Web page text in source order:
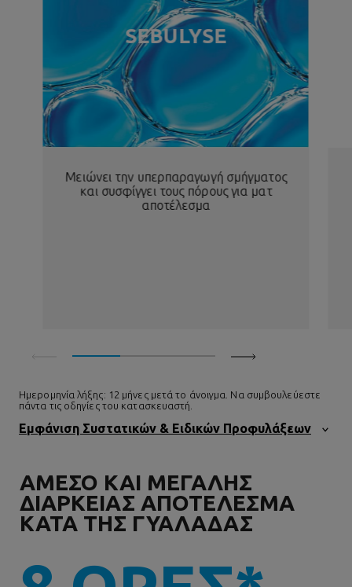
SEBULYSE
Μειώνει την υπερπαραγωγή σμήγματος
και συσφίγγει τους πόρους για ματ
αποτέλεσμα
Ημερομηνία λήξης: 12 μήνες μετά το άνοιγμα. Να συμβουλεύεστε
πάντα τις οδηγίες του κατασκευαστή.
Εμφάνιση Συστατικών & Ειδικών Προφυλάξεων
ΑΜΕΣΟ ΚΑΙ ΜΕΓΑΛΗΣ
ΔΙΑΡΚΕΙΑΣ ΑΠΟΤΕΛΕΣΜΑ
ΚΑΤΑ ΤΗΣ ΓΥΑΛΑΔΑΣ